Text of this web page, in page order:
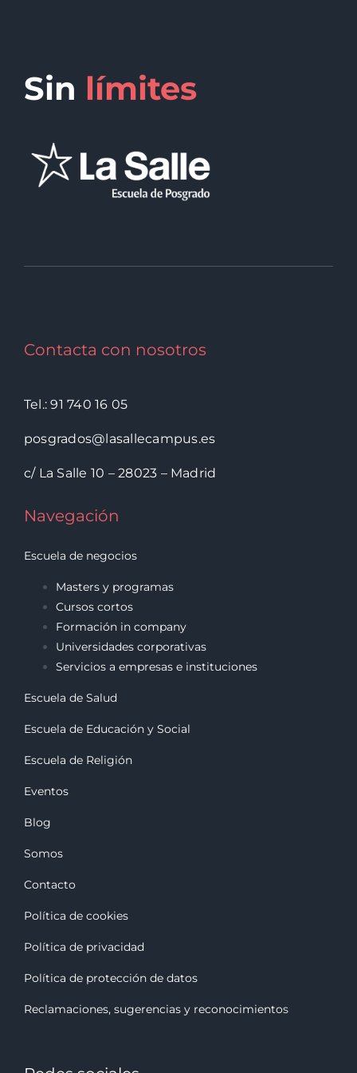
Sin límites
Contacta con nosotros
Tel.: 91 740 16 05
posgrados@lasallecampus.es
c/ La Salle 10 – 28023 – Madrid
Navegación
Escuela de negocios
Masters y programas
Cursos cortos
Formación in company
Universidades corporativas
Servicios a empresas e instituciones
Escuela de Salud
Escuela de Educación y Social
Escuela de Religión
Eventos
Blog
Somos
Contacto
Política de cookies
Política de privacidad
Política de protección de datos
Reclamaciones, sugerencias y reconocimientos